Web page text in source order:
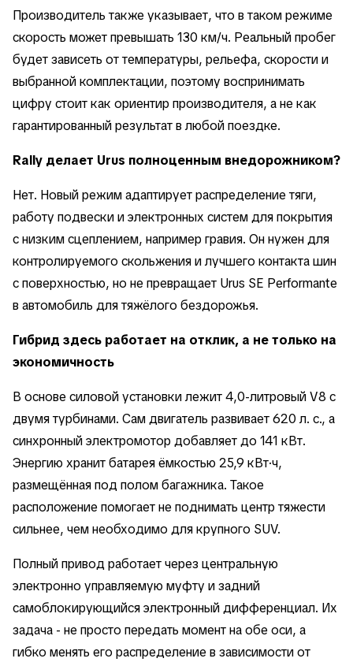
Производитель также указывает, что в таком режиме
скорость может превышать 130 км/ч. Реальный пробег
будет зависеть от температуры, рельефа, скорости и
выбранной комплектации, поэтому воспринимать
цифру стоит как ориентир производителя, а не как
гарантированный результат в любой поездке.
Rally делает Urus полноценным внедорожником?
Нет. Новый режим адаптирует распределение тяги,
работу подвески и электронных систем для покрытия
с низким сцеплением, например гравия. Он нужен для
контролируемого скольжения и лучшего контакта шин
с поверхностью, но не превращает Urus SE Performante
в автомобиль для тяжёлого бездорожья.
Гибрид здесь работает на отклик, а не только на
экономичность
В основе силовой установки лежит 4,0-литровый V8 с
двумя турбинами. Сам двигатель развивает 620 л. с., а
синхронный электромотор добавляет до 141 кВт.
Энергию хранит батарея ёмкостью 25,9 кВт·ч,
размещённая под полом багажника. Такое
расположение помогает не поднимать центр тяжести
сильнее, чем необходимо для крупного SUV.
Полный привод работает через центральную
электронно управляемую муфту и задний
самоблокирующийся электронный дифференциал. Их
задача - не просто передать момент на обе оси, а
гибко менять его распределение в зависимости от